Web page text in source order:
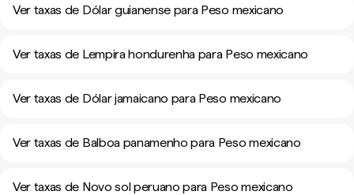
Ver taxas de Dólar guianense para Peso mexicano
Ver taxas de Lempira hondurenha para Peso mexicano
Ver taxas de Dólar jamaicano para Peso mexicano
Ver taxas de Balboa panamenho para Peso mexicano
Ver taxas de Novo sol peruano para Peso mexicano